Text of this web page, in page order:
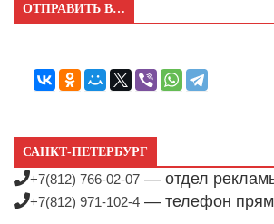
ОТПРАВИТЬ В…
САНКТ-ПЕТЕРБУРГ
+7(812) 766-02-07 — отдел
+7(812) 971-102-4 — телефон